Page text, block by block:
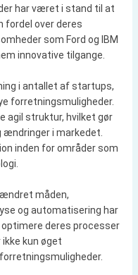
har været i stand til at
fordel over deres
som Ford og IBM
innovative tilgange.
i antallet af startups,
forretningsmuligheder.
agil struktur, hvilket gør
i markedet.
inden for områder som
måden,
og automatisering har
deres processer
kun øget